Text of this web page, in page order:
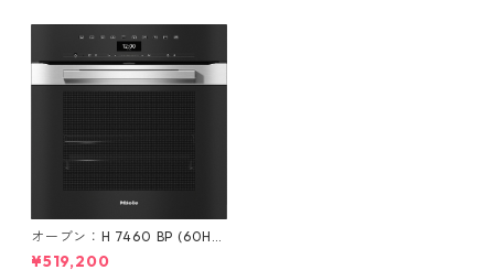
オーブン：H 7460 BP (60Hz/
西日本)
¥519,200